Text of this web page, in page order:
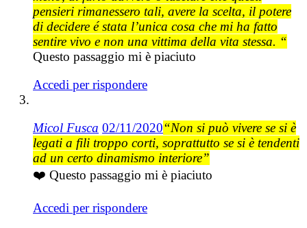
pensieri rimanessero tali, avere la scelta, il potere
di decidere é stata l’unica cosa che mi ha fatto
sentire vivo e non una vittima della vita stessa. “
Questo passaggio mi è piaciuto
Accedi per rispondere
Micol Fusca 02/11/2020“Non si può vivere se si è
legati a fili troppo corti, soprattutto se si è tendenti
ad un certo dinamismo interiore”
❤️ Questo passaggio mi è piaciuto
Accedi per rispondere